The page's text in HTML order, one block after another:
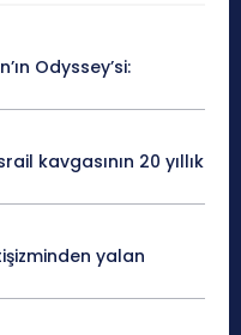
Odyssey’si:
kavgasının 20 yıllık
yalan